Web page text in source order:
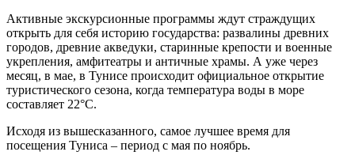
Активные экскурсионные программы ждут страждущих
открыть для себя историю государства: развалины древних
городов, древние акведуки, старинные крепости и военные
укрепления, амфитеатры и античные храмы. А уже через
месяц, в мае, в Тунисе происходит официальное открытие
туристического сезона, когда температура воды в море
составляет 22°C.
Исходя из вышесказанного, самое лучшее время для
посещения Туниса – период с мая по ноябрь.